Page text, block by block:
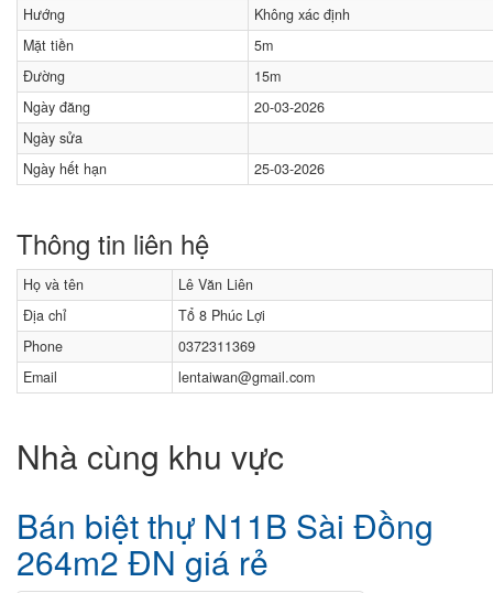
Hướng
Không xác định
Mặt tiền
5m
Đường
15m
Ngày đăng
20-03-2026
Ngày sửa
Ngày hết hạn
25-03-2026
Thông tin liên hệ
Họ và tên
Lê Văn Liên
Địa chỉ
Tổ 8 Phúc Lợi
Phone
0372311369
Email
lentaiwan@gmail.com
Nhà cùng khu vực
Bán biệt thự N11B Sài Đồng
264m2 ĐN giá rẻ